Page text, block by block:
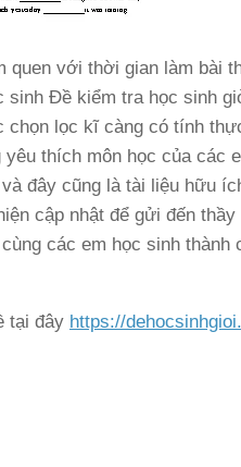
quen với thời gian làm bài
Đề kiểm tra học sinh
chọn lọc kĩ càng có tính
thích môn học của các
đây cũng là tài liệu hữu
cập nhật để gửi đến
các em học sinh
tại đây https://